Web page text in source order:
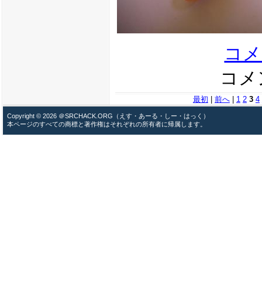
コ
コ
最初 前へ| 1 2 3 4
Copyright © 2026 ＠SRCHACK.ORG（えす・あーる・しー・はっく）
本ページのすべての商標と著作権はそれぞれの所有者に帰属します。